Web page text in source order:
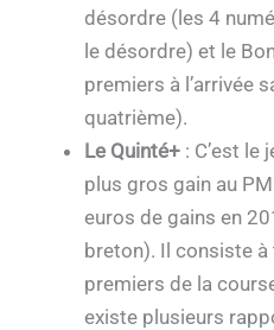
désordre (les 4
le désordre) et le
premiers à l’arrivée
quatrième).
Le Quinté+ : C’est le
plus gros gain au
euros de gains en
breton). Il consiste à
premiers de la
existe plusieurs